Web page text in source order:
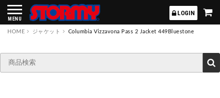
MENU
LOGIN
HOME ジャケット Columbia Vizzavona Pass 2 Jacket 449Bluestone